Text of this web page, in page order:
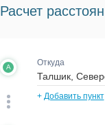
Расчет
A Откуда
+ Добавить пункт